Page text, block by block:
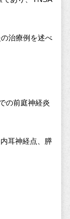
治療例を述べ
の前庭神経炎
耳神経点、膵